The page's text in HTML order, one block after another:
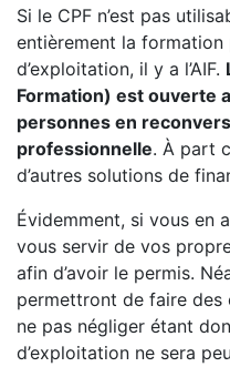
Si le CPF n’est pas
entièrement la formation
d’exploitation, il y a l’AIF.
Formation) est ouverte
personnes en
professionnelle. À part
d’autres solutions de
Évidemment, si vous en
vous servir de vos
afin d’avoir le permis.
permettront de faire des
ne pas négliger étant
d’exploitation ne sera